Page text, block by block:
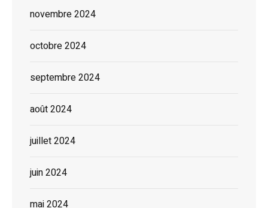
novembre 2024
octobre 2024
septembre 2024
août 2024
juillet 2024
juin 2024
mai 2024